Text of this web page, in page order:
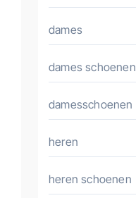
dames
dames schoenen
damesschoenen
heren
heren schoenen